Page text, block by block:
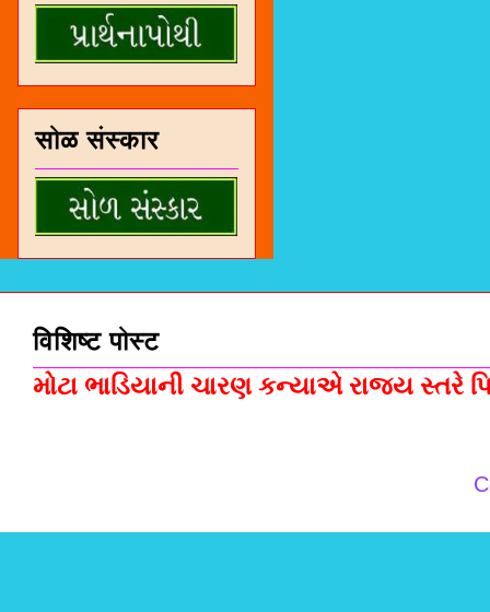
सोळ संस्कार
विशिष्ट पोस्ट
મોટા ભાડિયાની ચારણ કન્યાએ રાજ્ય સ્તરે